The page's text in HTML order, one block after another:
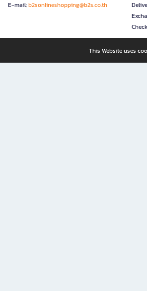
E-mail:b2sonlineshopping@b2s.co.th
This Website uses